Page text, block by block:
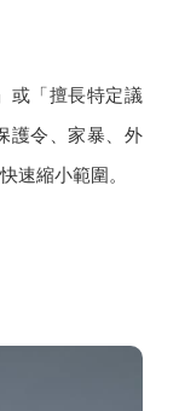
或「擅長特定議
護令、家暴、外
速縮小範圍。